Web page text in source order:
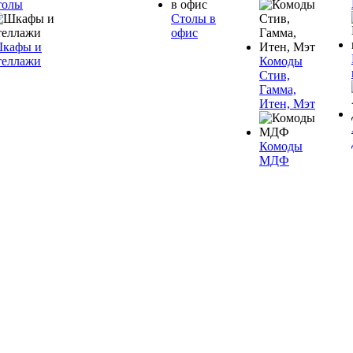
и
Столы в
офис
Комоды
Стив,
Гамма,
Итен, Мэт
Комоды
МДФ